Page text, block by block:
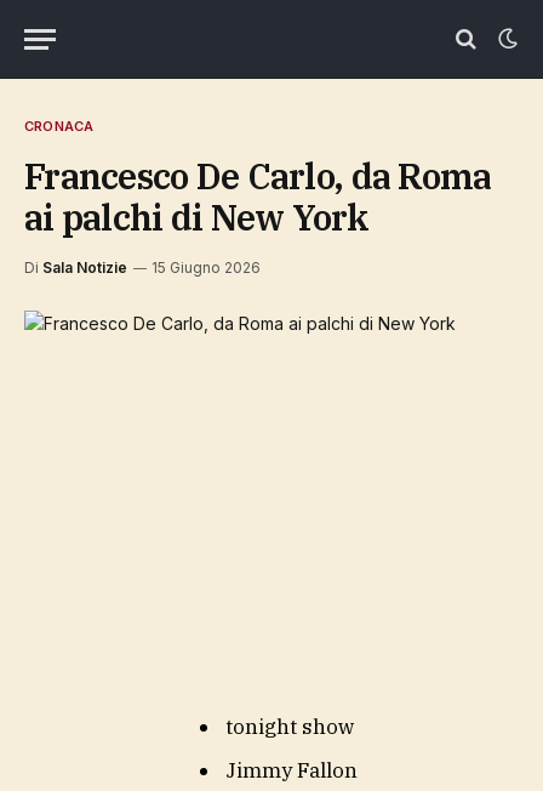
CRONACA
Francesco De Carlo, da Roma
ai palchi di New York
Di Sala Notizie 15 Giugno 2026
tonight show
Jimmy Fallon